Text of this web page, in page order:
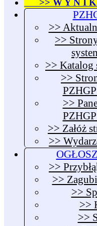
>> W Y N I
>>
>>
>> Katalog
>>
>>
>> Załóż
>>
>>
>>
>>
>>
>>